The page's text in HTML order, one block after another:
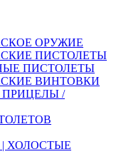
ОРУЖИЕ
ПИСТОЛЕТЫ
ПИСТОЛЕТЫ
ВИНТОВКИ
/
ХОЛОСТЫЕ